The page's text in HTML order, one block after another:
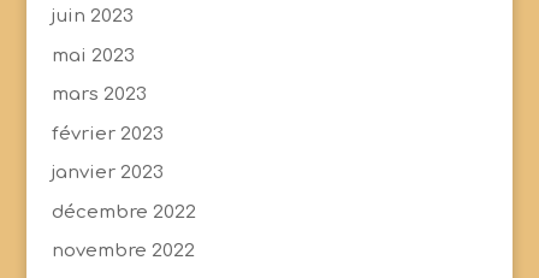
juin 2023
mai 2023
mars 2023
février 2023
janvier 2023
décembre 2022
novembre 2022